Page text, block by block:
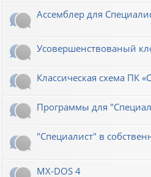
Ассемблер для
Усовершенствованый
Классическая схема ПК
Программы для
"Специалист" в
MX-DOS 4